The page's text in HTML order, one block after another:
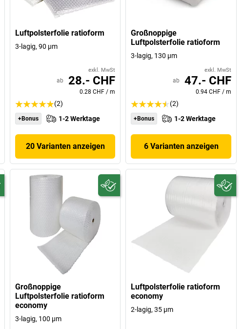
Luftpolsterfolie ratioform
3-lagig, 90 µm
exkl. MwSt
ab 28.- CHF
0.28 CHF /m
(2)
+Bonus 1-2 Werktage
20 Varianten anzeigen
Großnoppige
Luftpolsterfolie ratioform
3-lagig, 130 µm
exkl. MwSt
ab 47.- CHF
0.94 CHF / m
(2)
+Bonus 1-2 Werktage
6 Varianten anzeigen
Großnoppige
Luftpolsterfolie ratioform
economy
3-lagig, 100 µm
Luftpolsterfolie ratioform
economy
2-lagig, 35 µm